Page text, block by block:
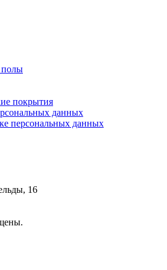
покрытия
данных
персональных данных
16